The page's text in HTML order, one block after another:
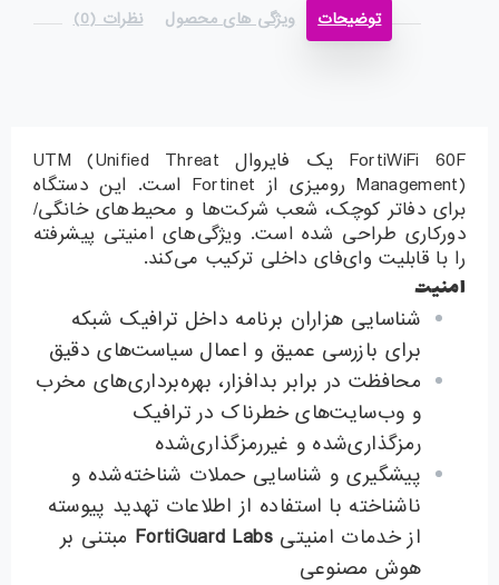
توضیحات ویژگی های محصول نظرات (0)
FortiWiFi 60F یک فایروال UTM (Unified Threat
Management) رومیزی از Fortinet است. این دستگاه
برای دفاتر کوچک، شعب شرکت‌ها و محیط‌های خانگی/
دورکاری طراحی شده است. ویژگی‌های امنیتی پیشرفته
را با قابلیت وای‌فای داخلی ترکیب می‌کند.
امنیت
شناسایی هزاران برنامه داخل ترافیک شبکه
برای بازرسی عمیق و اعمال سیاست‌های دقیق
محافظت در برابر بدافزار، بهره‌برداری‌های مخرب
و وب‌سایت‌های خطرناک در ترافیک
رمزگذاری‌شده و غیررمزگذاری‌شده
پیشگیری و شناسایی حملات شناخته‌شده و
ناشناخته با استفاده از اطلاعات تهدید پیوسته
از خدمات امنیتیFortiGuard Labs مبتنی بر
هوش مصنوعی